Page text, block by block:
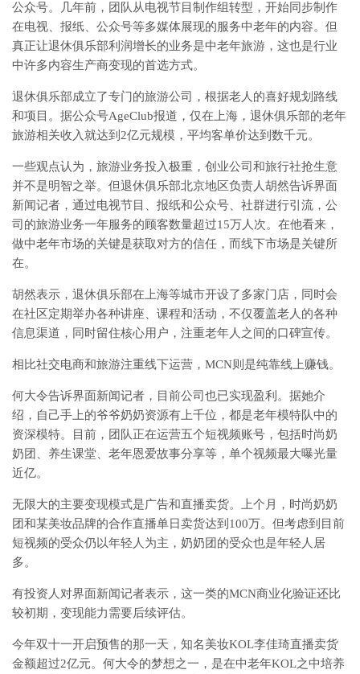
公众号。几年前，团队从电视节目制作组转型，开始同步制作
在电视、报纸、公众号等多媒体展现的服务中老年的内容。但
真正让退休俱乐部利润增长的业务是中老年旅游，这也是行业
中许多内容生产商变现的首选方式。
退休俱乐部成立了专门的旅游公司，根据老人的喜好规划路线
和项目。据公众号AgeClub报道，仅在上海，退休俱乐部的老年
旅游相关收入就达到2亿元规模，平均客单价达到数千元。
一些观点认为，旅游业务投入极重，创业公司和旅行社抢生意
并不是明智之举。但退休俱乐部北京地区负责人胡然告诉界面
新闻记者，通过电视节目、报纸和公众号、社群进行引流，公
司的旅游业务一年服务的顾客数量超过15万人次。在他看来，
做中老年市场的关键是获取对方的信任，而线下市场是关键所
在。
胡然表示，退休俱乐部在上海等城市开设了多家门店，同时会
在社区定期举办各种讲座、课程和活动，不仅覆盖老人的各种
信息渠道，同时留住核心用户，注重老年人之间的口碑宣传。
相比社交电商和旅游注重线下运营，MCN则是纯靠线上赚钱。
何大令告诉界面新闻记者，目前公司也已实现盈利。据她介
绍，自己手上的爷爷奶奶资源有上千位，都是老年模特队中的
资深模特。目前，团队正在运营五个短视频账号，包括时尚奶
奶团、养生课堂、老年恩爱故事分享等，单个视频最大曝光量
近亿。
无限大的主要变现模式是广告和直播卖货。上个月，时尚奶奶
团和某美妆品牌的合作直播单日卖货达到100万。但考虑到目前
短视频的受众仍以年轻人为主，奶奶团的受众也是年轻人居
多。
有投资人对界面新闻记者表示，这一类的MCN商业化验证还比
较初期，变现能力需要后续评估。
今年双十一开启预售的那一天，知名美妆KOL李佳琦直播卖货
金额超过2亿元。何大令的梦想之一，是在中老年KOL之中培养